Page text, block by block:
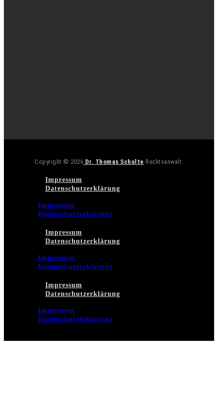
Copyright © 2026 Dr. Thomas Schulte Rechtsanwalt.
Impressum
Datenschutzerklärung
Impressum
Datenschutzerklärung
Impressum
Datenschutzerklärung
Impressum
Datenschutzerklärung
Impressum
Datenschutzerklärung
Impressum
Datenschutzerklärung